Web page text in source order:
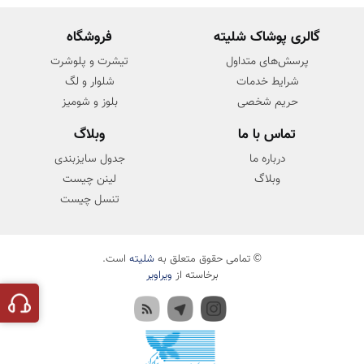
گالری پوشاک شلیته
پرسش‌های متداول
شرایط خدمات
حریم شخصی
فروشگاه
تیشرت و پلوشرت
شلوار و لگ
بلوز و شومیز
تماس با ما
درباره ما
وبلاگ
وبلاگ
جدول سایزبندی
لینن چیست
تنسل چیست
© تمامی حقوق متعلق به شلیته است.
برخاسته از ویراویر